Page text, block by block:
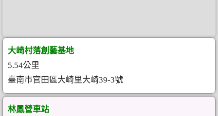
大崎村落創藝基地
5.54公里
臺南市官田區大崎里大崎39-3號
林鳳營車站